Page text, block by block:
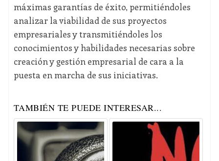
máximas garantías de éxito, permitiéndoles
analizar la viabilidad de sus proyectos
empresariales y transmitiéndoles los
conocimientos y habilidades necesarias sobre
creación y gestión empresarial de cara a la
puesta en marcha de sus iniciativas.
TAMBIÉN TE PUEDE INTERESAR...